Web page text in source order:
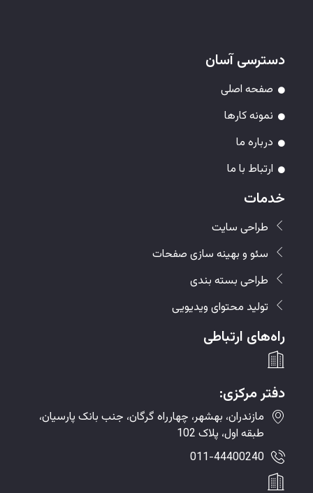
دسترسی آسان
صفحه اصلی
نمونه کارها
درباره ما
ارتباط با ما
خدمات
طراحی سایت
سئو و بهینه سازی صفحات
طراحی بسته بندی
تولید محتوای ویدیویی
راه‌های ارتباطی
دفتر مرکزی:
مازندران، بهشهر، چهارراه گرگان، جنب بانک پارسیان،
طبقه اول، پلاک 102
011-44400240